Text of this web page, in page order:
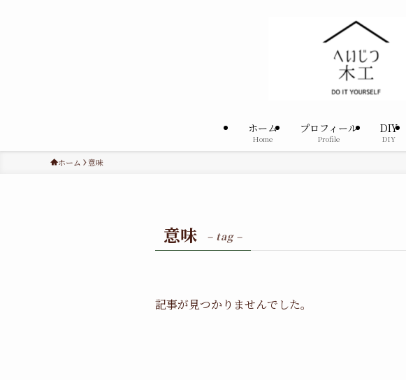
ホーム
Home
プロフィール
Profile
DIY
DIY
ホーム 意味
意味 – tag –
記事が見つかりませんでした。